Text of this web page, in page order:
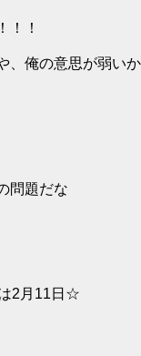
！！
、俺の意思が弱いか
問題だな
2月11日☆